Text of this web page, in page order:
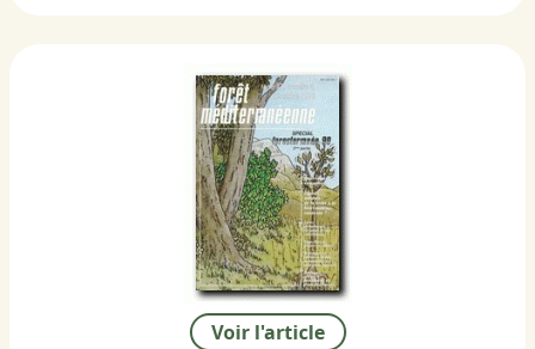
Voir l'article